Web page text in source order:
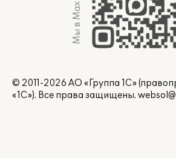
Мы в Max
© 2011-2026 АО «Группа 1С»
«1С»). Все права защищены.